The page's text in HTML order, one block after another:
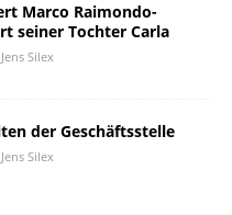
Marco Raimondo-
seiner Tochter Carla
Jens Silex
der Geschäftsstelle
Jens Silex